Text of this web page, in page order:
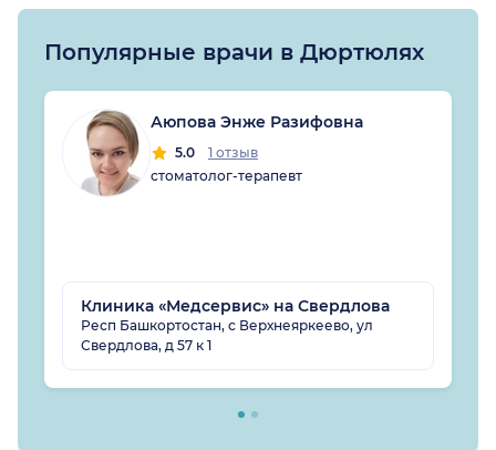
Популярные врачи в Дюртюлях
Аюпова Энже Разифовна
5.0
1 отзыв
стоматолог-терапевт
Клиника «Медсервис» на Свердлова
Респ Башкортостан, с Верхнеяркеево, ул
Свердлова, д 57 к 1